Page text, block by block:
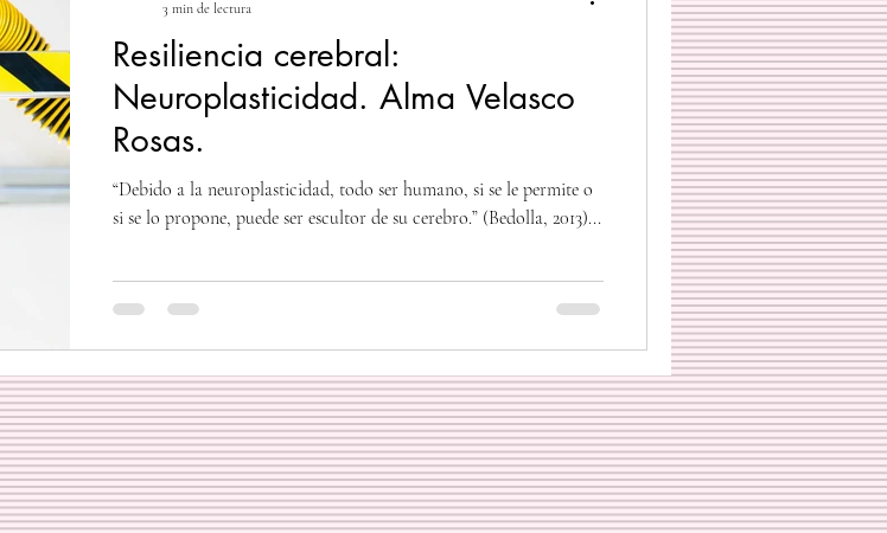
Resiliencia cerebral:
Neuroplasticidad. Alma Velasco
Rosas.
“Debido a la neuroplasticidad, todo ser humano, si se le permite o
si se lo propone, puede ser escultor de su cerebro.” (Bedolla, 2013)...
3 min de lectura